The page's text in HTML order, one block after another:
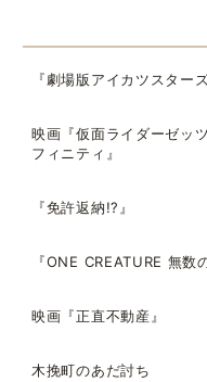
『劇場版アイカツスタ
映画『仮面ライダーゼッ
フィニティ』
『免許返納!?』
『ONE CREATURE 無数
映画『正直不動産』
木挽町のあだ討ち